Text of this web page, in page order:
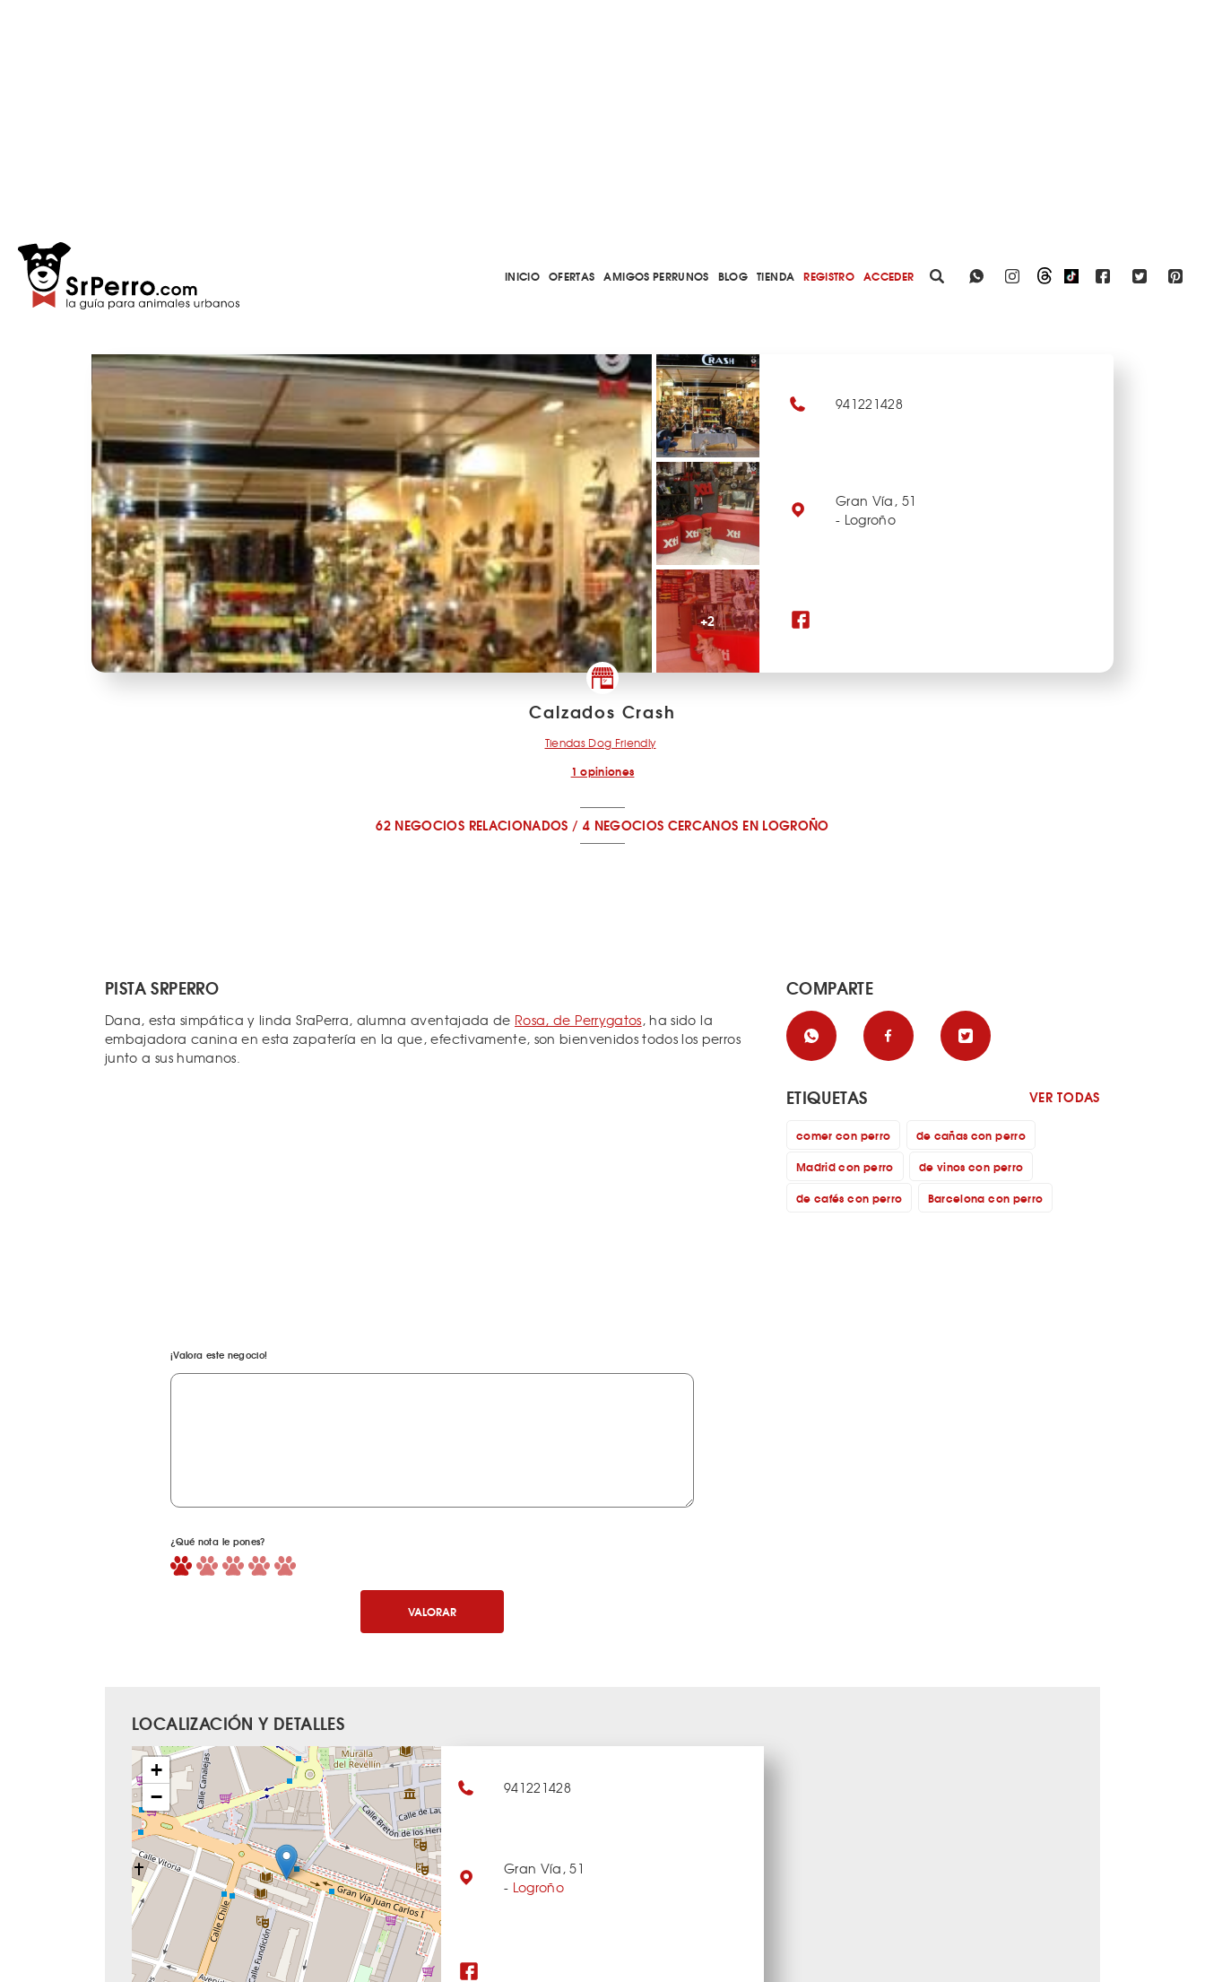
INICIO OFERTAS AMIGOS PERRUNOS BLOG TIENDA REGISTRO ACCEDER
+2
941221428
Gran Vía, 51
- Logroño
Calzados Crash
Tiendas Dog Friendly
1 opiniones
62 NEGOCIOS RELACIONADOS / 4 NEGOCIOS CERCANOS EN LOGROÑO
PISTA SRPERRO
Dana, esta simpática y linda SraPerra, alumna aventajada de Rosa, de Perrygatos, ha sido la
embajadora canina en esta zapatería en la que, efectivamente, son bienvenidos todos los perros
junto a sus humanos.
¡Valora este negocio!
¿Qué nota le pones?
VALORAR
COMPARTE
ETIQUETAS VER TODAS
comer con perro
de cañas con perro
Madrid con perro
de vinos con perro
de cafés con perro
Barcelona con perro
LOCALIZACIÓN Y DETALLES
+
−
941221428
Gran Vía, 51
- Logroño